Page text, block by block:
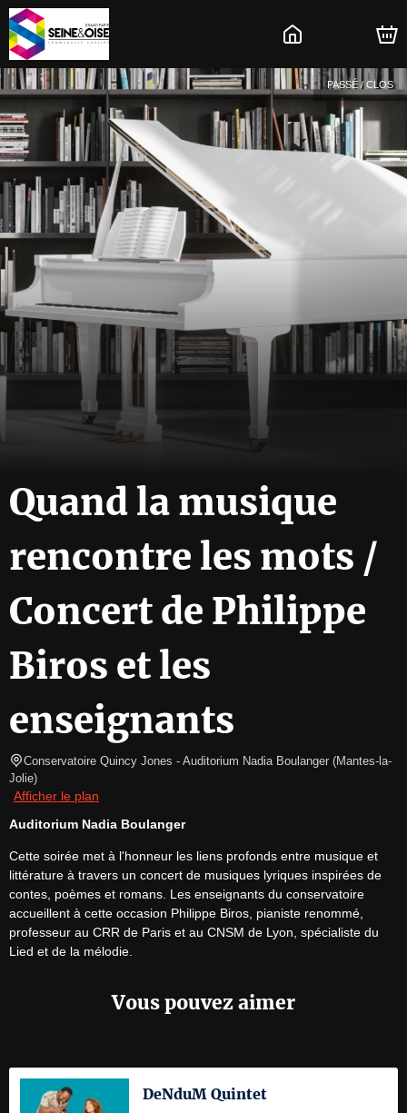
PASSÉ / CLOS
Quand la musique
rencontre les mots /
Concert de Philippe
Biros et les
enseignants
Conservatoire Quincy Jones - Auditorium Nadia Boulanger (Mantes-la-
Jolie)
Afficher le plan
Auditorium Nadia Boulanger
Cette soirée met à l'honneur les liens profonds entre musique et
littérature à travers un concert de musiques lyriques inspirées de
contes, poèmes et romans. Les enseignants du conservatoire
accueillent à cette occasion Philippe Biros, pianiste renommé,
professeur au CRR de Paris et au CNSM de Lyon, spécialiste du
Lied et de la mélodie.
Vous pouvez aimer
DeNduM Quintet